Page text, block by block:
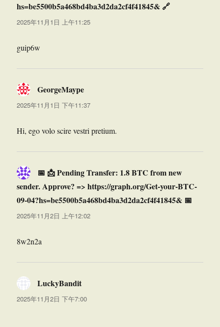
hs=be5500b5a468bd4ba3d2da2cf4f41845& 🔗
2025年11月1日 上午11:25
guip6w
GeorgeMaype
道：
2025年11月1日 下午11:37
Hi, ego volo scire vestri pretium.
📅 📩 Pending Transfer: 1.8 BTC from new
sender. Approve? => https://graph.org/Get-your-BTC-
09-04?hs=be5500b5a468bd4ba3d2da2cf4f41845& 📅
2025年11月2日 上午12:02
8w2n2a
LuckyBandit
道：
2025年11月2日 下午7:00